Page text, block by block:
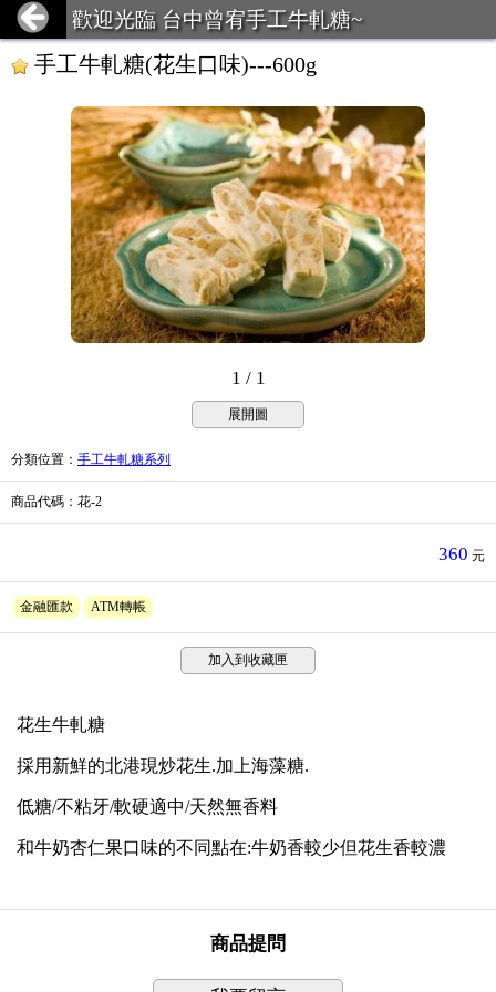
歡迎光臨 台中曾宥手工牛軋糖~
手工牛軋糖(花生口味)---600g
1 / 1
展開圖
分類位置 ： 手工牛軋糖系列
商品代碼 ：花-2
360 元
金融匯款 ATM轉帳
加入到收藏匣
花生牛軋糖
採用新鮮的北港現炒花生.加上海藻糖.
低糖/不粘牙/軟硬適中/天然無香料
和牛奶杏仁果口味的不同點在:牛奶香較少但花生香較濃
商品提問